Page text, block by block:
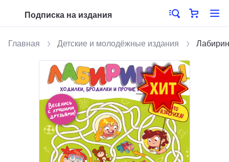
Подписка на издания
Главная Детские и молодёжные издания